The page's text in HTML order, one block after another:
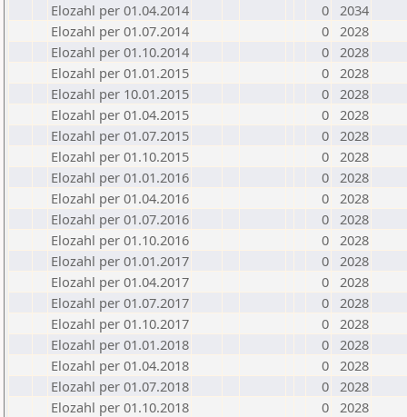
Elozahl per 01.04.2014
0 2034
Elozahl per 01.07.2014
0 2028
Elozahl per 01.10.2014
0 2028
Elozahl per 01.01.2015
0 2028
Elozahl per 10.01.2015
0 2028
Elozahl per 01.04.2015
0 2028
Elozahl per 01.07.2015
0 2028
Elozahl per 01.10.2015
0 2028
Elozahl per 01.01.2016
0 2028
Elozahl per 01.04.2016
0 2028
Elozahl per 01.07.2016
0 2028
Elozahl per 01.10.2016
0 2028
Elozahl per 01.01.2017
0 2028
Elozahl per 01.04.2017
0 2028
Elozahl per 01.07.2017
0 2028
Elozahl per 01.10.2017
0 2028
Elozahl per 01.01.2018
0 2028
Elozahl per 01.04.2018
0 2028
Elozahl per 01.07.2018
0 2028
Elozahl per 01.10.2018
0 2028